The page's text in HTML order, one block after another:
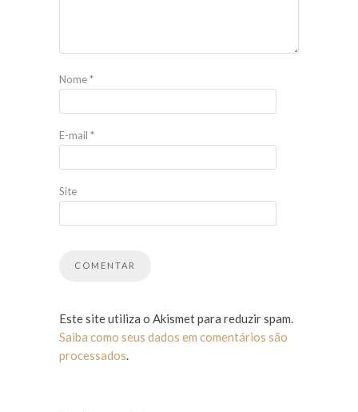
Nome*
E-mail *
Site
Este site utiliza o Akismet para reduzir spam.
Saiba como seus dados em comentários são
processados.